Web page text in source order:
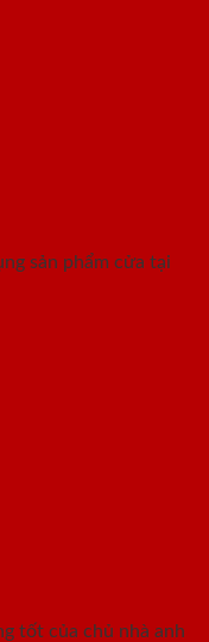
sản phẩm cửa tại
tốt của chủ nhà anh